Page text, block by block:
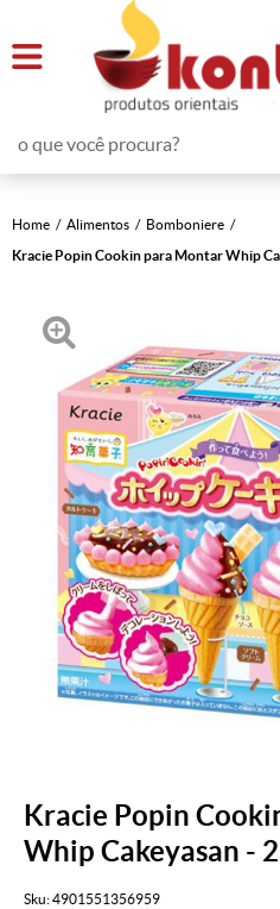
Home Alimentos
Bomboniere
Kracie Popin Cookin para Montar Whip
Kracie Popin
Whip Cakeyasan -
Sku:4901551356959